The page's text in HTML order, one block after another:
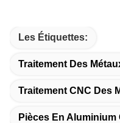
Les Étiquettes:
Traitement Des
Traitement CNC Des
Pièces En Aluminium